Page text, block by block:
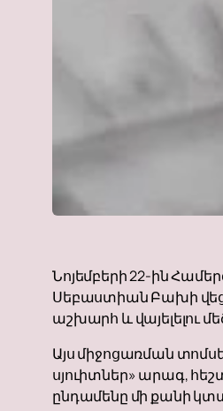
Նոյեմբերի 22-ին
Սեբաստիան Բախի վեց
աշխարհ և վայելելու
Այս միջոցառման
սյուիտներ» արագ,
ընդամենը մի քանի